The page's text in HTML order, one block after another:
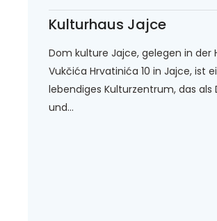
Kulturhaus Jajce
Dom kulture Jajce, gelegen in der
Vukčića Hrvatinića 10 in Jajce, ist
lebendiges Kulturzentrum, das als
und...